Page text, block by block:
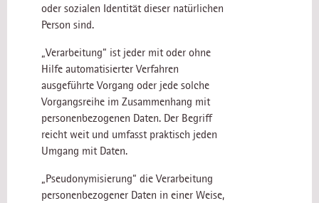
oder sozialen Identität dieser natürlichen
Person sind.
„Verarbeitung“ ist jeder mit oder ohne
Hilfe automatisierter Verfahren
ausgeführte Vorgang oder jede solche
Vorgangsreihe im Zusammenhang mit
personenbezogenen Daten. Der Begriff
reicht weit und umfasst praktisch jeden
Umgang mit Daten.
„Pseudonymisierung“ die Verarbeitung
personenbezogener Daten in einer Weise,